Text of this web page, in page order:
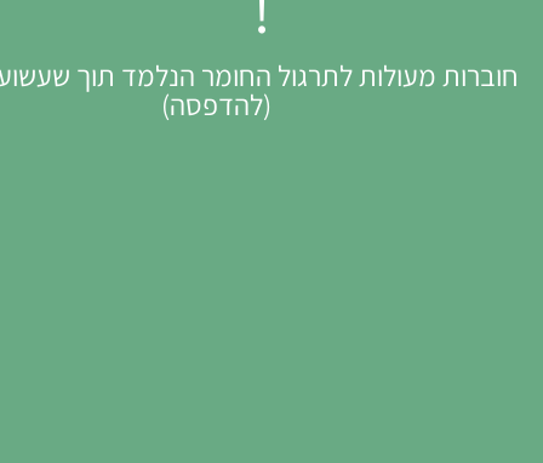
מעולות לתרגול החומר הנלמד תוך שעשוע ומשחק
(להדפסה)